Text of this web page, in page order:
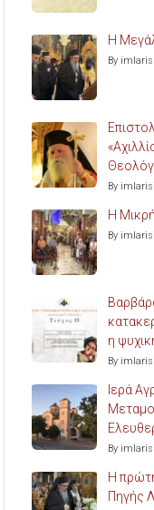
Η
By
By
Η
By
η
By
Ιερά
By
Η
Πηγής